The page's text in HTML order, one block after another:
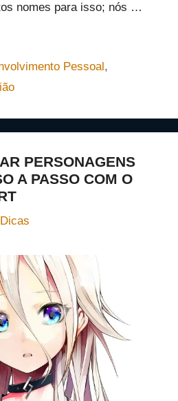
nomes para isso; nós …
Pessoal,
PERSONAGENS
A PASSO COM O